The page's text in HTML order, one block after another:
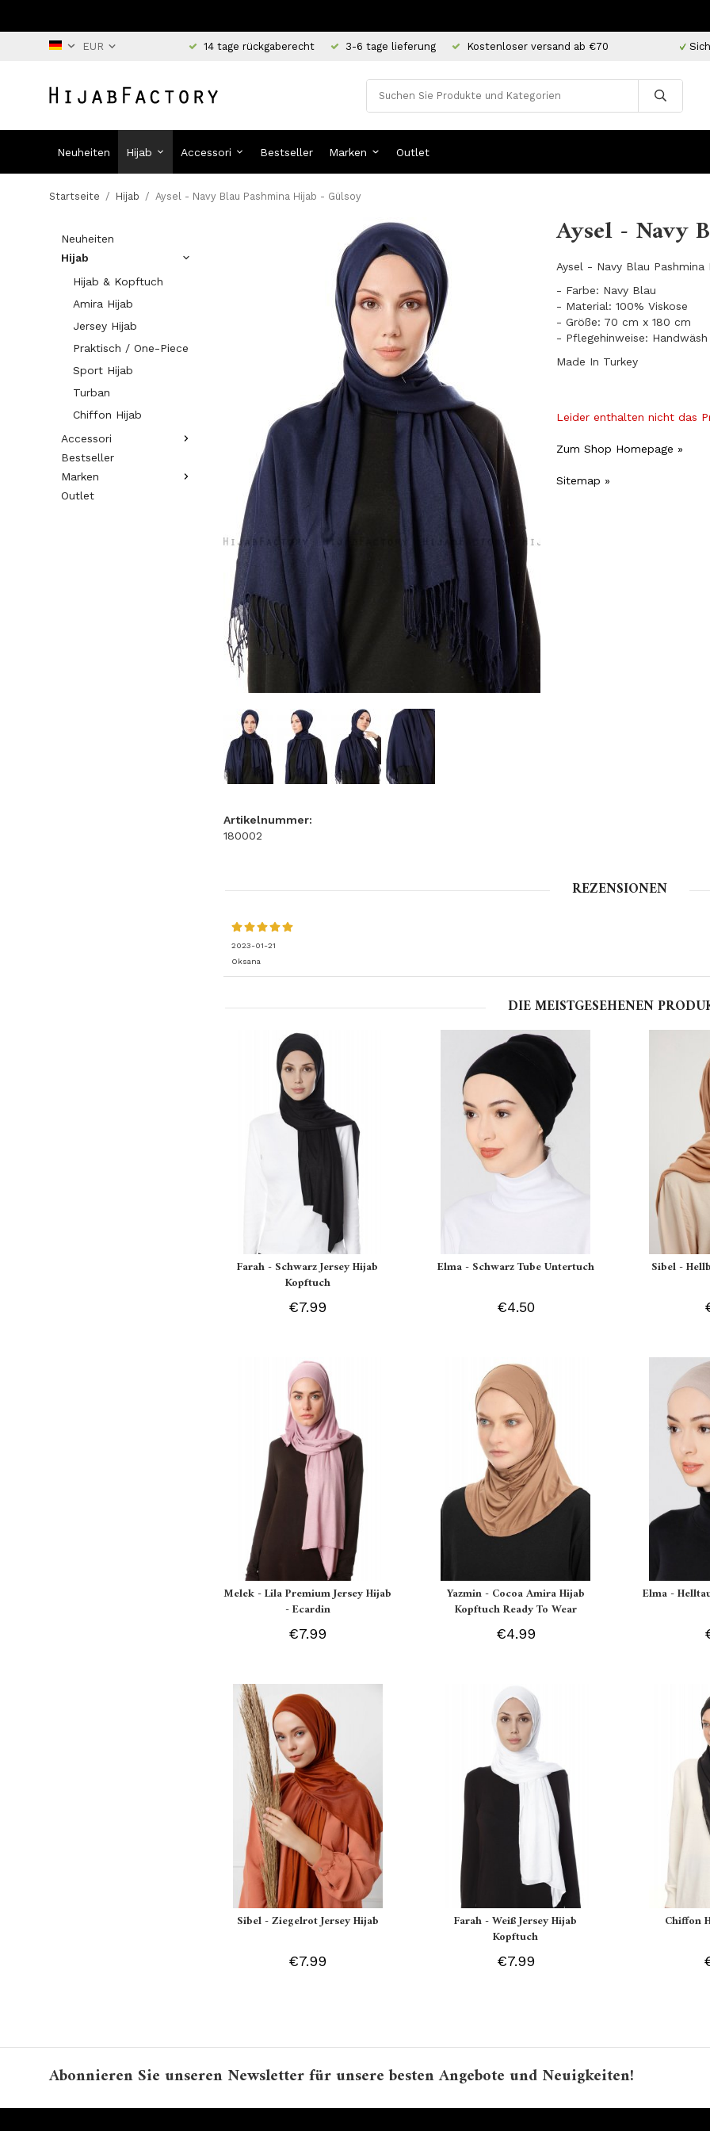
14 tage rückgaberecht 3-6 tage lieferung Kostenloser versand ab €70
Neuheiten Hijab Accessori Bestseller Marken Outlet
Startseite / Hijab / Aysel - Navy Blau Pashmina Hijab - Gülsoy
Neuheiten
Hijab
Hijab & Kopftuch
Amira Hijab
Jersey Hijab
Praktisch / One-Piece
Sport Hijab
Turban
Chiffon Hijab
Accessori
Bestseller
Marken
Outlet
Aysel - Navy
Aysel - Navy Blau Pashmina
- Farbe: Navy Blau
- Material: 100% Viskose
- Größe: 70 cm x 180 cm
- Pflegehinweise: Handwäsh
Made In Turkey
Leider enthalten nicht das
Zum Shop Homepage »
Sitemap »
Artikelnummer:
180002
REZENSIONEN
2023-01-21
Oksana
DIE MEISTGESEHENEN
Farah - Schwarz Jersey Hijab
Kopftuch
€7.99
Elma - Schwarz Tube Untertuch
€4.50
Sibel -
Melek - Lila Premium Jersey Hijab
- Ecardin
€7.99
Yazmin - Cocoa Amira Hijab
Kopftuch Ready To Wear
€4.99
Elma -
Sibel - Ziegelrot Jersey Hijab
€7.99
Farah - Weiß Jersey Hijab
Kopftuch
€7.99
Chiffon
Abonnieren Sie unseren Newsletter für unsere besten Angebote und Neuigkeiten!